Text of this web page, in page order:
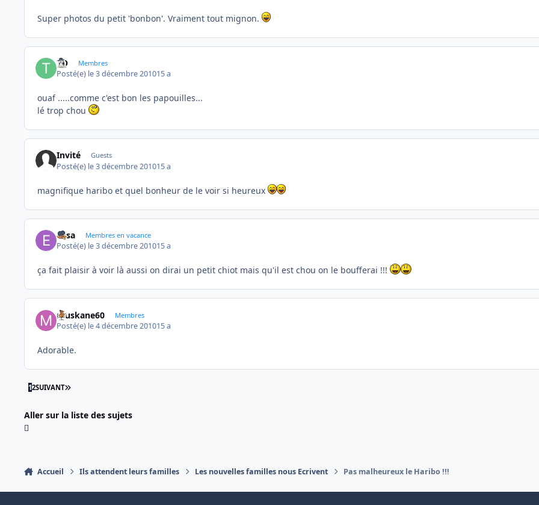
Super photos du petit 'bonbon'. Vraiment tout mignon.
TO Membres
Posté(e) le 3 décembre 201015 a
ouaf .....comme c'est bon les papouilles...
lé trop chou
Invité Guests
Posté(e) le 3 décembre 201015 a
magnifique haribo et quel bonheur de le voir si heureux
Elisa Membres en vacance
Posté(e) le 3 décembre 201015 a
ça fait plaisir à voir là aussi on dirai un petit chiot mais qu'il est chou on le boufferai !!!
muskane60 Membres
Posté(e) le 4 décembre 201015 a
Adorable.
12SUIVANT DERNIÈRE PAGE
Aller sur la liste des sujets
Accueil Ils attendent leurs familles Les nouvelles familles nous Ecrivent Pas malheureux le Haribo !!!